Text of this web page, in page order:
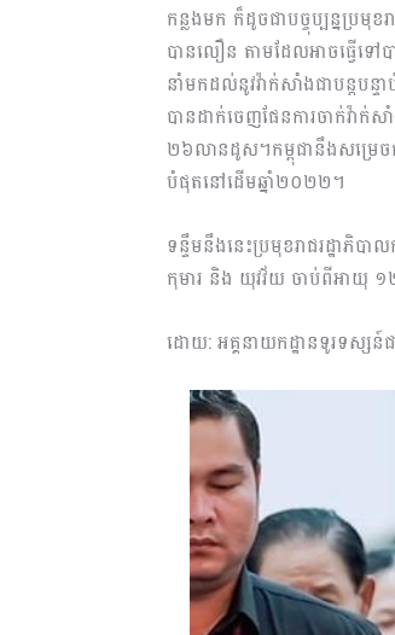
កន្លងមក ក៏ដូចជាបច្ចុប្បន្នប្រមុ
បានលឿន តាមដែលអាចធ្វើទៅប
នាំមកដល់នូវវ៉ាក់សាំងជាបន្តបន្
បានដាក់ចេញផែនការចាក់វ៉ា
២៦លានដូស។កម្ពុជានឹងសម្រេច
បំផុតនៅដើមឆ្នាំ២០២២។
ទន្ទឹមនឹងនេះប្រមុខរាជរដ្ឋាភិ
កុមារ និង យុវវ័យ ចាប់ពីអាយុ ១
ដោយ: អគ្គនាយកដ្ឋានទូរទស្សន៍ជ